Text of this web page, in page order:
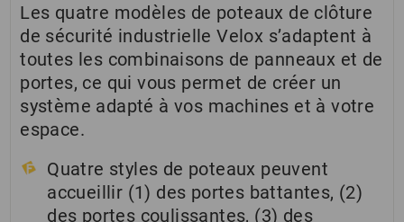
Les quatre modèles de poteaux de clôture
de sécurité industrielle Velox s’adaptent à
toutes les combinaisons de panneaux et de
portes, ce qui vous permet de créer un
système adapté à vos machines et à votre
espace.
Quatre styles de poteaux peuvent
accueillir (1) des portes battantes, (2)
des portes coulissantes, (3) des